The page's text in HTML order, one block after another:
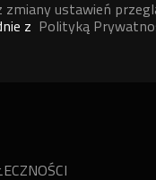
zmiany ustawień
z Polityką